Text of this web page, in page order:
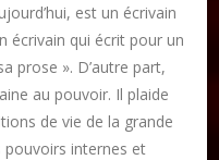
est un écrivain
écrivain qui écrit pour un
prose ». D’autre part,
au pouvoir. Il plaide
de vie de la grande
pouvoirs internes et